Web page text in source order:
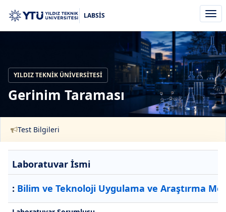
aç/
LABSİS
YILDIZ TEKNIK ÜNIVERSITESI
Gerinim Taraması
Test Bilgileri
Laboratuvar İsmi
: Bilim ve Teknoloji Uygulama ve Araştırma